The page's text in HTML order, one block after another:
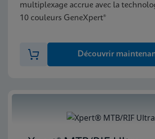
multiplexage accrue avec la
10 couleurs GeneXpert®
Découvrir